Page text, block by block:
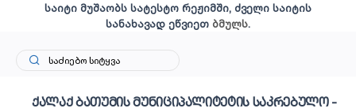
საიტი მუშაობს სატესტო რეჟიმში, ძველი საიტის
სანახავად ეწვიეთ ბმულს.
ქალაქ ბათუმის მუნიციპალიტეტის საკრებულო -